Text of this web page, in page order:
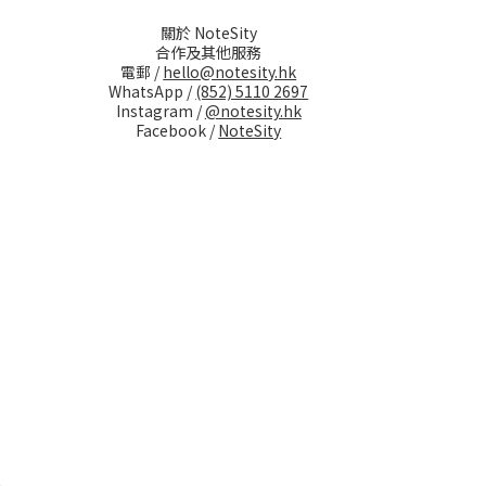
關於 NoteSity
合作及其他服務
電郵 /hello@notesity.hk
WhatsApp /(852) 5110 2697
Instagram /@notesity.hk
Facebook /NoteSity